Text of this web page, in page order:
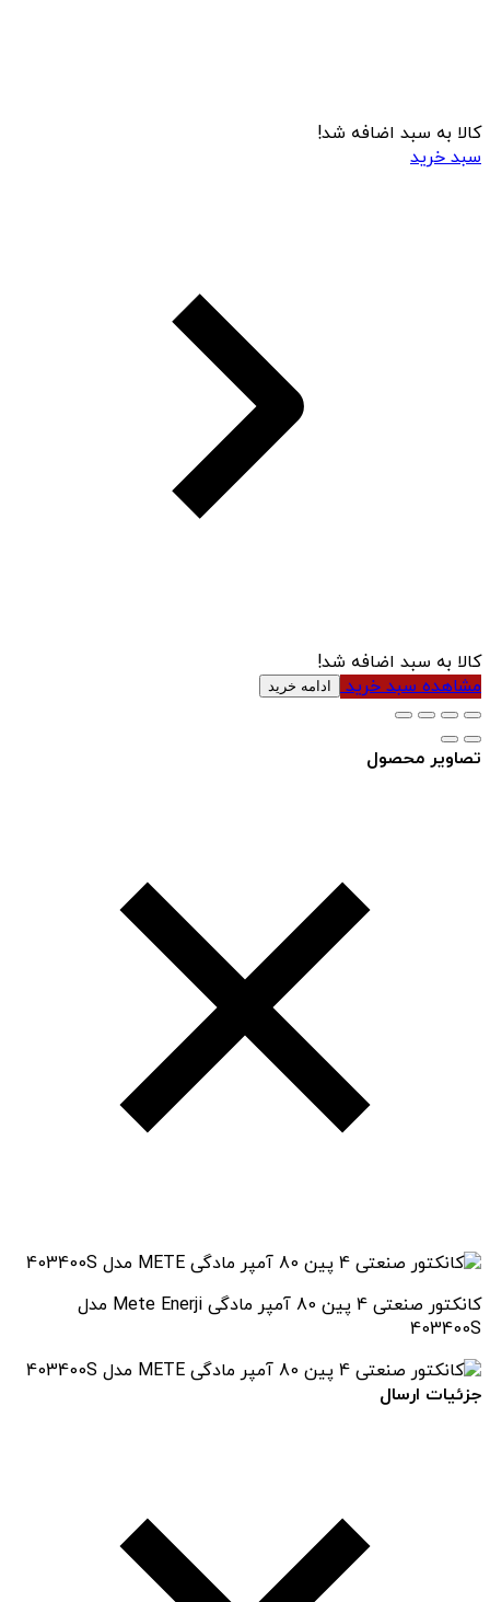
کالا به سبد اضافه شد!
سبد خرید
کالا به سبد اضافه شد!
مشاهده سبد خرید ادامه خرید
تصاویر محصول
کانکتور صنعتی 4 پین 80 آمپر مادگی Mete Enerji مدل
403400S
جزئیات ارسال